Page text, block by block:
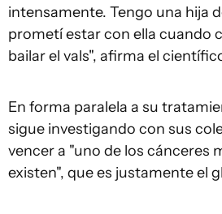
intensamente. Tengo una hija
prometí estar con ella cuando
bailar el vals", afirma el
En forma paralela a su
sigue investigando con sus
vencer a "uno de los cánceres
existen", que es justamente el